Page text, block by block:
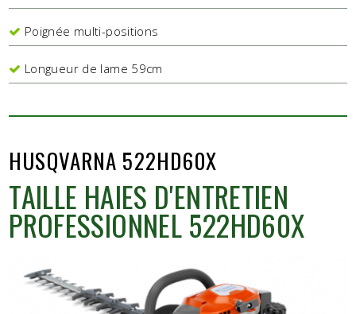
Poignée multi-positions
Longueur de lame 59cm
HUSQVARNA 522HD60X
TAILLE HAIES D'ENTRETIEN
PROFESSIONNEL 522HD60X